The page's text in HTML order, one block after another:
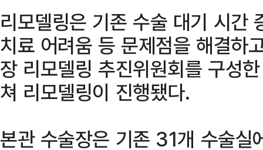
리모델링은 기존 수술 대기 시간
치료 어려움 등 문제점을 해결하
장 리모델링 추진위원회를 구성
쳐 리모델링이 진행됐다.
본관 수술장은 기존 31개 수술